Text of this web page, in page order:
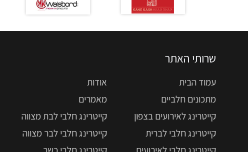
שרותי האתר
עמוד הבית
אודות
מתכונים חלביים
מאמרים
קייטרינג לאירועים בצפון
קייטרינג חלבי לבת מצווה
קייטרינג חלבי לברית
קייטרינג חלבי לבר מצווה